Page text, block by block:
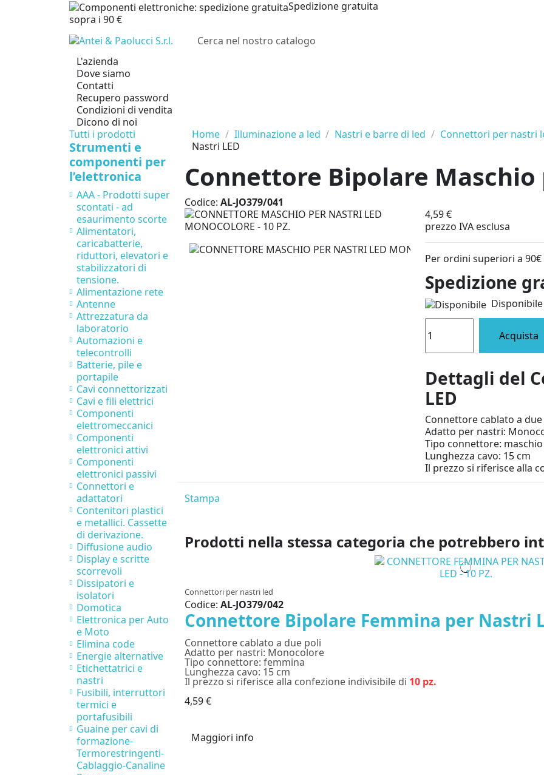
Spedizione gratuita
sopra i 90 €
L'azienda
Dove siamo
Contatti
Recupero password
Condizioni di vendita
Dicono di noi
Home
Illuminazione a led Nastri e barre di led Connettori per nastri
Nastri LED
Connettore Bipolare Maschio
Codice: AL-JO379/041
4,59 €
prezzo IVA esclusa
Per ordini superiori a 90€
Spedizione
Disponibile
Acquista
Dettagli del
LED
Connettore cablato a
Adatto per nastri:
Tipo connettore: maschio
Lunghezza cavo: 15 cm
Il prezzo si riferisce alla
Stampa
Prodotti nella stessa categoria che potrebbero
Connettori per nastri led
Codice: AL-JO379/042
Connettore Bipolare Femmina per Nastri
Connettore cablato a due poli
Adatto per nastri: Monocolore
Tipo connettore: femmina
Lunghezza cavo: 15 cm
Il prezzo si riferisce alla confezione indivisibile di 10 pz.
4,59 €
Maggiori info
Tutti i prodotti
Strumenti e
componenti per
l’elettronica
AAA - Prodotti super
scontati - ad
esaurimento scorte
Alimentatori,
caricabatterie,
riduttori, elevatori e
stabilizzatori di
tensione.
Alimentazione rete
Antenne
Attrezzatura da
laboratorio
Automazioni e
telecontrolli
Batterie, pile e
portapile
Cavi connettorizzati
Cavi e fili elettrici
Componenti
elettromeccanici
Componenti
elettronici attivi
Componenti
elettronici passivi
Connettori e
adattatori
Contenitori plastici
e metallici. Cassette
di derivazione.
Diffusione audio
Display e scritte
scorrevoli
Dissipatori e
isolatori
Domotica
Elettronica per Auto
e Moto
Elimina code
Energie alternative
Etichettatrici e
nastri
Fusibili, interruttori
termici e
portafusibili
Guaine per cavi di
formazione-
Termorestringenti-
Cablaggio-Canaline